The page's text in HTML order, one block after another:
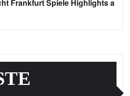
Frankfurt Spiele Highlights a